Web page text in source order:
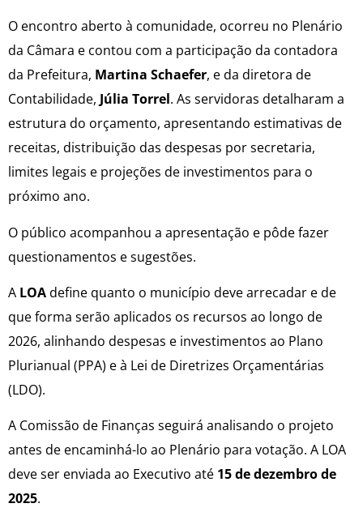
O encontro aberto à comunidade, ocorreu no Plenário
da Câmara e contou com a participação da contadora
da Prefeitura, Martina Schaefer, e da diretora de
Contabilidade, Júlia Torrel. As servidoras detalharam a
estrutura do orçamento, apresentando estimativas de
receitas, distribuição das despesas por secretaria,
limites legais e projeções de investimentos para o
próximo ano.
O público acompanhou a apresentação e pôde fazer
questionamentos e sugestões.
A LOAdefine quanto o município deve arrecadar e de
que forma serão aplicados os recursos ao longo de
2026, alinhando despesas e investimentos ao Plano
Plurianual (PPA) e à Lei de Diretrizes Orçamentárias
(LDO).
A Comissão de Finanças seguirá analisando o projeto
antes de encaminhá-lo ao Plenário para votação. A LOA
deve ser enviada ao Executivo até 15 de dezembro de
2025.